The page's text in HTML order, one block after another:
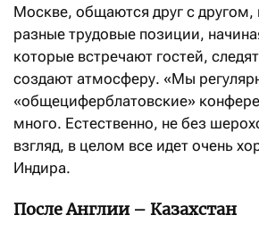
Москве, общаются друг с
разные трудовые позиции,
которые встречают гостей,
создают атмосферу. «Мы
«общециферблатовские»
много. Естественно, не без
взгляд, в целом все идет очень
Индира.
После Англии – Казахстан